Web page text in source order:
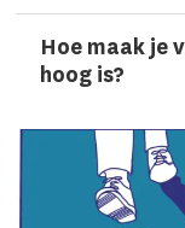
Hoe maak je
hoog is?